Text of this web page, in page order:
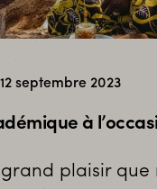
septembre 2023
à
grand plaisir